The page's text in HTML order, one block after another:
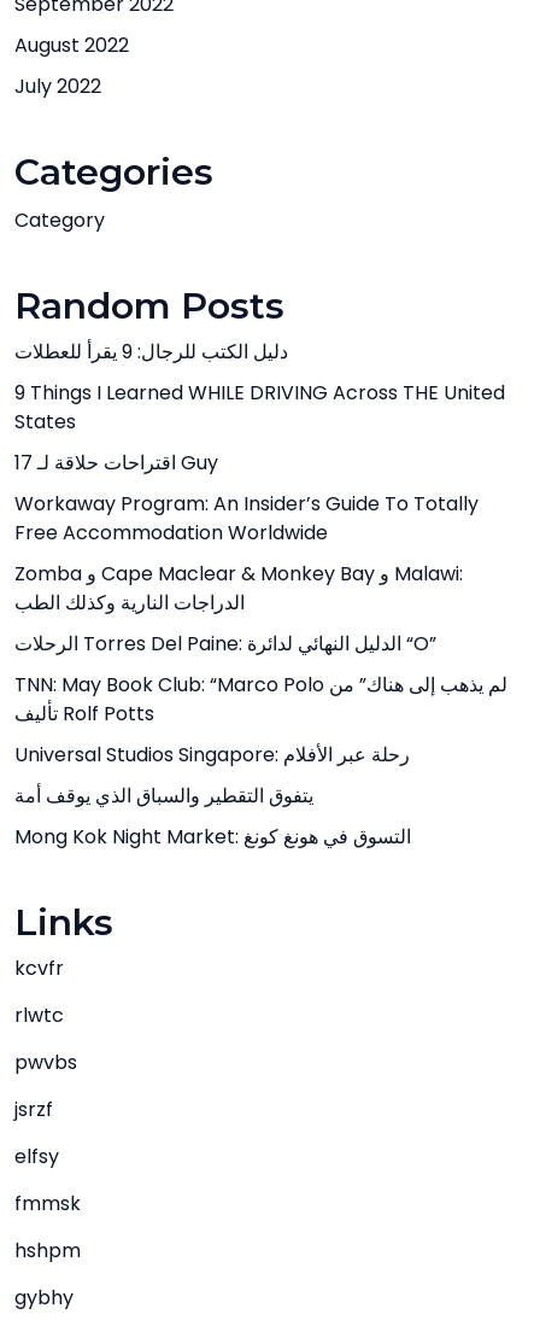
August 2022
July 2022
Categories
Category
Random Posts
دليل الكتب للرجال: 9 يقرأ للعطلات
9 Things I Learned WHILE DRIVING Across THE United
States
17 اقتراحات حلاقة لـ Guy
Workaway Program: An Insider’s Guide To Totally
Free Accommodation Worldwide
Zomba و Cape Maclear & Monkey Bay و Malawi:
الدراجات النارية وكذلك الطب
الرحلات Torres Del Paine: الدليل النهائي لدائرة “O”
TNN: May Book Club: “Marco Polo لم يذهب إلى هناك” من
تأليف Rolf Potts
Universal Studios Singapore: رحلة عبر الأفلام
يتفوق التقطير والسباق الذي يوقف أمة
Mong Kok Night Market: التسوق في هونغ كونغ
Links
kcvfr
rlwtc
pwvbs
jsrzf
elfsy
fmmsk
hshpm
gybhy